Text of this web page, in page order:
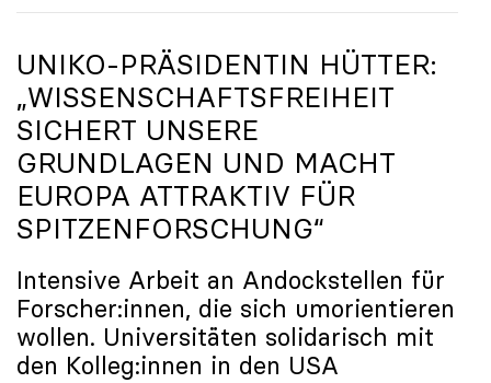
UNIKO-PRÄSIDENTIN HÜTTER:
„WISSENSCHAFTSFREIHEIT
SICHERT UNSERE
GRUNDLAGEN UND MACHT
EUROPA ATTRAKTIV FÜR
SPITZENFORSCHUNG“
Intensive Arbeit an Andockstellen für
Forscher:innen, die sich umorientieren
wollen. Universitäten solidarisch mit
den Kolleg:innen in den USA